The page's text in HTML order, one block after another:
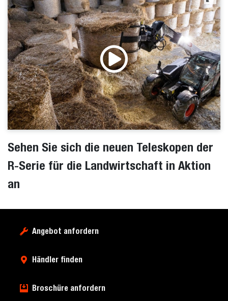
Sehen Sie sich die neuen Teleskopen der
R-Serie für die Landwirtschaft in Aktion
an
Angebot anfordern
Händler finden
Broschüre anfordern